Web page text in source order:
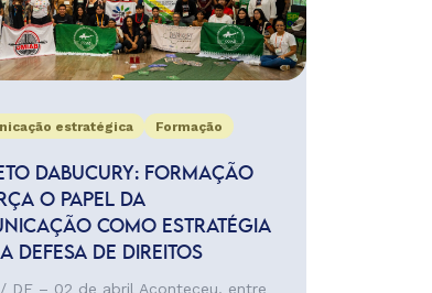
estratégica Formação
DABUCURY: FORMAÇÃO
O PAPEL DA
COMO ESTRATÉGIA
DEFESA DE DIREITOS
DF – 02 de abril Aconteceu, entre